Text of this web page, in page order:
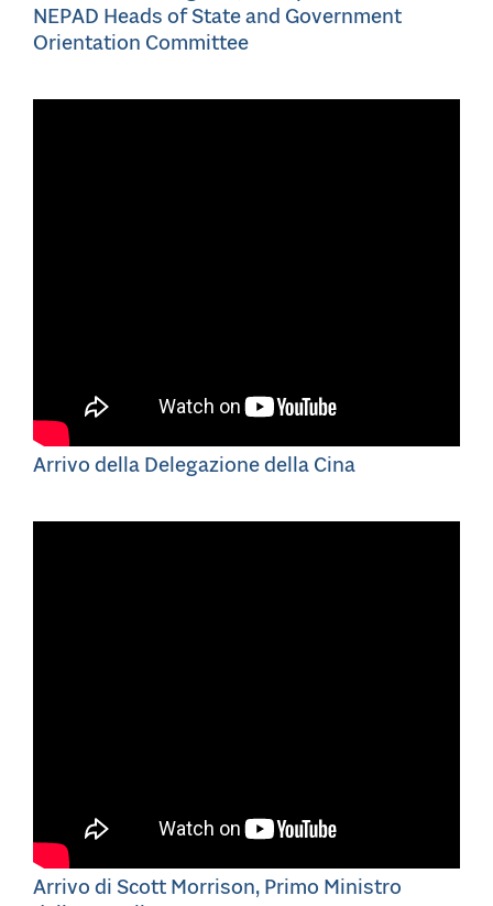
NEPAD Heads of State and Government
Orientation Committee
Arrivo della Delegazione della Cina
Arrivo di Scott Morrison, Primo Ministro